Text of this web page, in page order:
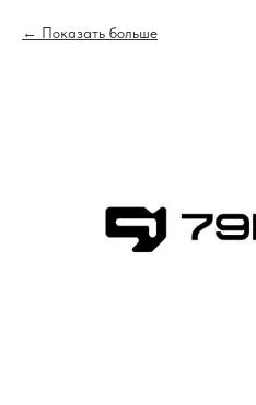
Показать больше